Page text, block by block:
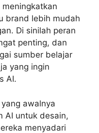
brand lebih mudah
Di sinilah peran
penting, dan
sumber belajar
yang ingin
AI.
awalnya
AI untuk desain,
menyadari